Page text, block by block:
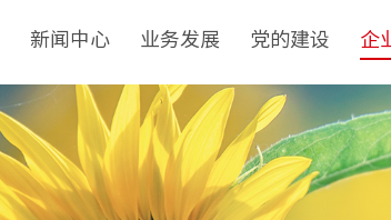
新闻中心
集团新闻
基层动态
媒体聚焦
业务发展
非经资产管理运营
城市更新
房地产开发经营
党的建设
党建工作
纪检监察
群团工作
企
核
品